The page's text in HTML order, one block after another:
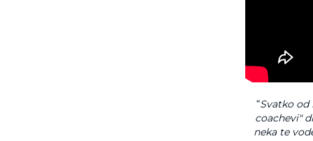
“Svatko od
coachevi"
neka te